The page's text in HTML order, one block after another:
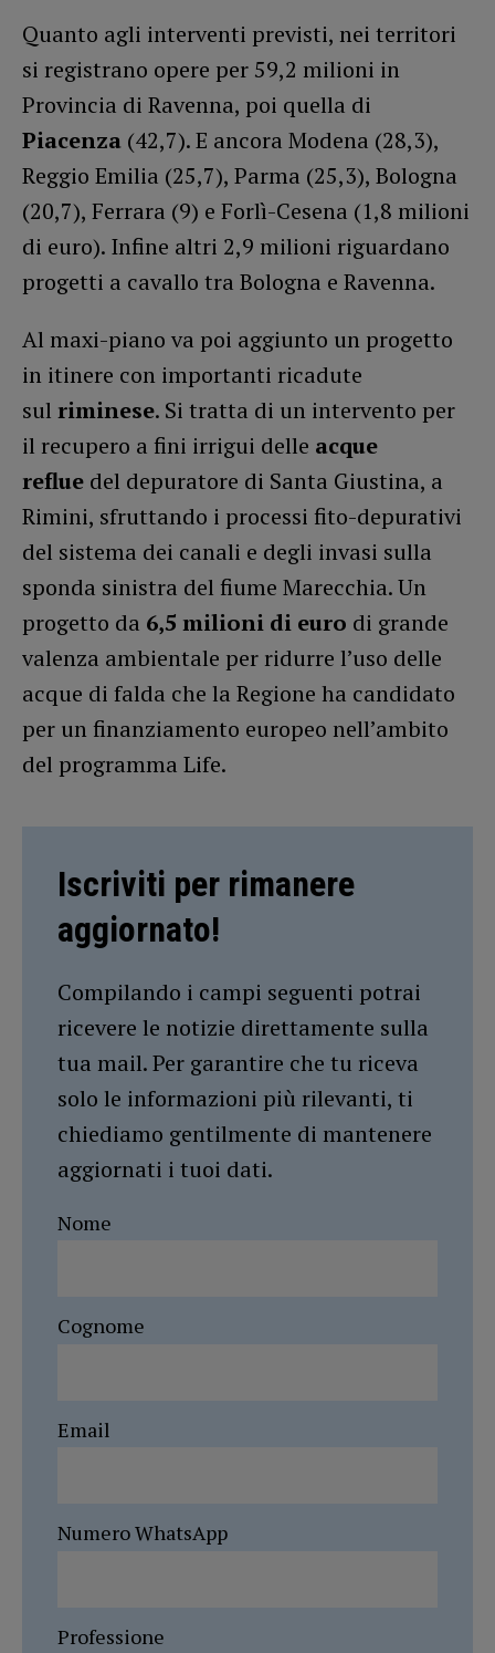
Quanto agli interventi previsti, nei territori
si registrano opere per 59,2 milioni in
Provincia di Ravenna, poi quella di
Piacenza (42,7). E ancora Modena (28,3),
Reggio Emilia (25,7), Parma (25,3), Bologna
(20,7), Ferrara (9) e Forlì-Cesena (1,8 milioni
di euro). Infine altri 2,9 milioni riguardano
progetti a cavallo tra Bologna e Ravenna.
Al maxi-piano va poi aggiunto un progetto
in itinere con importanti ricadute
sul riminese. Si tratta di un intervento per
il recupero a fini irrigui delle acque
reflue del depuratore di Santa Giustina, a
Rimini, sfruttando i processi fito-depurativi
del sistema dei canali e degli invasi sulla
sponda sinistra del fiume Marecchia. Un
progetto da 6,5 milioni di euro di grande
valenza ambientale per ridurre l’uso delle
acque di falda che la Regione ha candidato
per un finanziamento europeo nell’ambito
del programma Life.
Iscriviti per rimanere
aggiornato!
Compilando i campi seguenti potrai
ricevere le notizie direttamente sulla
tua mail. Per garantire che tu riceva
solo le informazioni più rilevanti, ti
chiediamo gentilmente di mantenere
aggiornati i tuoi dati.
Nome
Cognome
Email
Numero WhatsApp
Professione